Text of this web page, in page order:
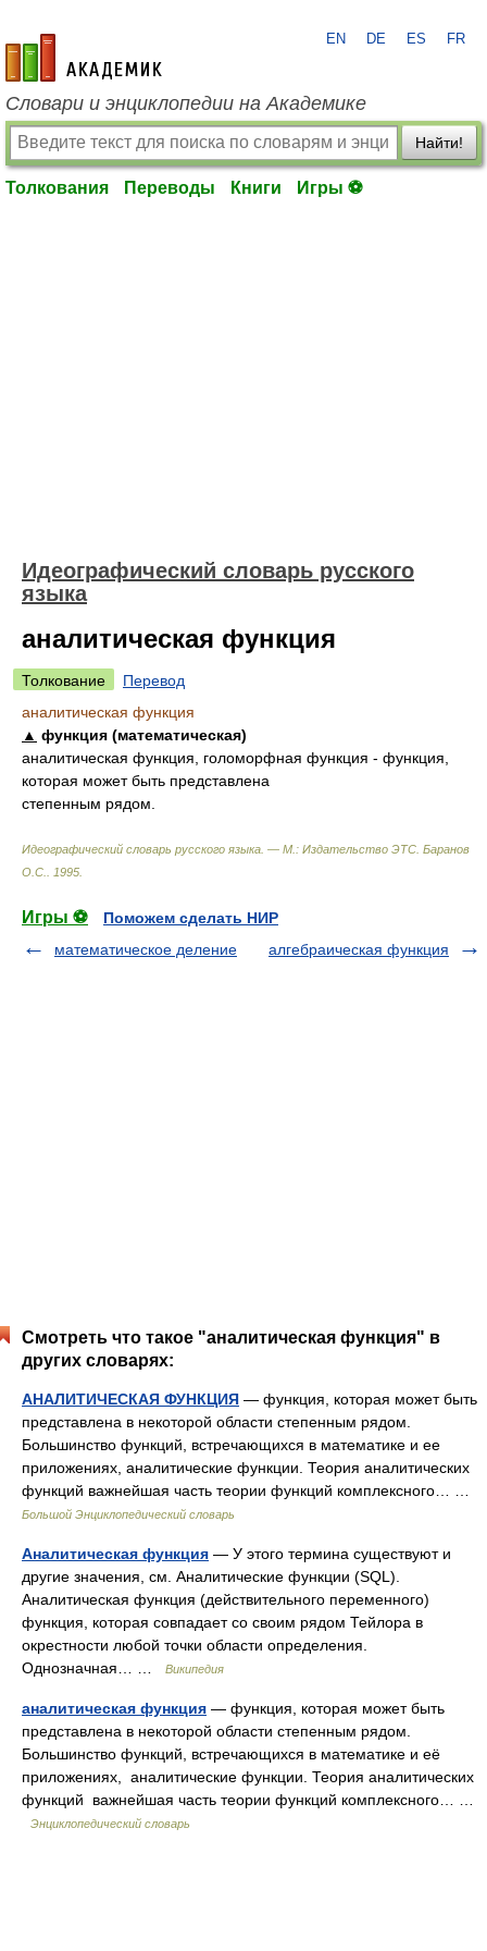
academic.ru
EN DE ES FR
Словари и энциклопедии на Академике
Найти!
Толкования Переводы Книги Игры ⚽
Идеографический словарь русского
языка
аналитическая функция
Толкование
Перевод
аналитическая функция
▲ функция (математическая)
аналитическая функция, голоморфная функция - функция,
которая может быть представлена
степенным рядом.
Идеографический словарь русского языка. — М.: Издательство ЭТС Баранов
О.С.
1995
Игры ⚽
Поможем сделать НИР
математическое деление
алгебраическая функция
Смотреть что такое "аналитическая функция" в
других словарях:
АНАЛИТИЧЕСКАЯ ФУНКЦИЯ — функция, которая может быть
представлена в некоторой области степенным рядом.
Большинство функций, встречающихся в математике и ее
приложениях, аналитические функции. Теория аналитических
функций важнейшая часть теории функций комплексного… …
Большой Энциклопедический словарь
Аналитическая функция — У этого термина существуют и
другие значения, см. Аналитические функции (SQL).
Аналитическая функция (действительного переменного)
функция, которая совпадает со своим рядом Тейлора в
окрестности любой точки области определения.
Однозначная… …
Википедия
аналитическая функция — функция, которая может быть
представлена в некоторой области степенным рядом.
Большинство функций, встречающихся в математике и её
приложениях, аналитические функции. Теория аналитических
функций важнейшая часть теории функций комплексного… …
Энциклопедический словарь